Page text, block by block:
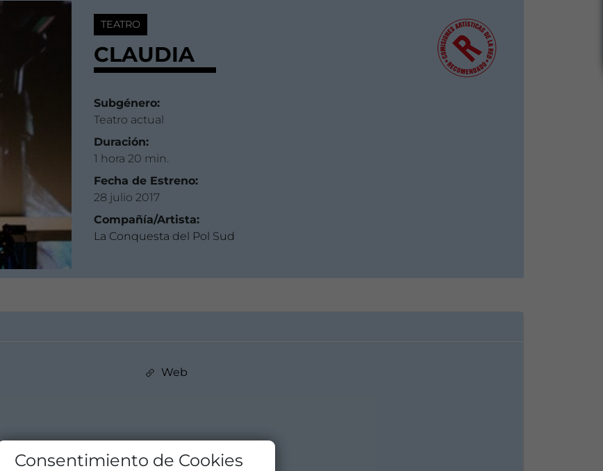
TEATRO
CLAUDIA
Subgénero:
Teatro actual
Duración:
1 hora 20 min.
Fecha de Estreno:
28 julio 2017
Compañía/Artista:
La Conquesta del Pol Sud
Web
Consentimiento de Cookies